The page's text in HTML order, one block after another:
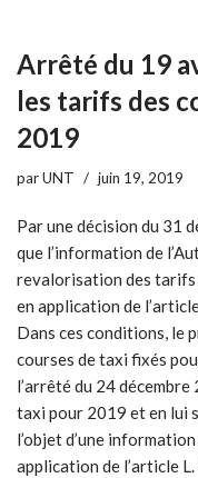
Arrêté du 19
les tarifs des
2019
parUNT juin 19, 2019
Par une décision du 31
que l’information de
revalorisation des
en application de
Dans ces conditions, le
courses de taxi fixés
l’arrêté du 24
taxi pour 2019 et en lui
l’objet d’une
application de l’article